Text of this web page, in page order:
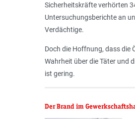
Sicherheitskräfte verhörten
Untersuchungsberichte an
Verdächtige.
Doch die Hoffnung, dass die
Wahrheit über die Täter und
ist gering.
Der Brand im